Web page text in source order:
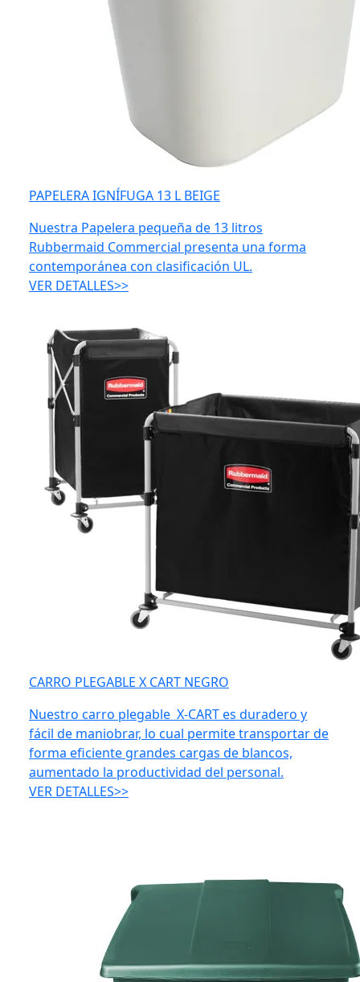
PAPELERA IGNÍFUGA 13 L BEIGE
Nuestra Papelera pequeña de 13 litros
Rubbermaid Commercial presenta una forma
contemporánea con clasificación UL.
VER DETALLES>>
CARRO PLEGABLE X CART NEGRO
Nuestro carro plegable X-CART es duradero y
fácil de maniobrar, lo cual permite transportar de
forma eficiente grandes cargas de blancos,
aumentado la productividad del personal.
VER DETALLES>>